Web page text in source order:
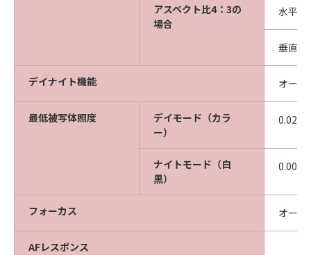
アスペクト比4：3の
場合
水平画
垂直画
デイナイト機能 オート
最低被写体照度
デイモード（カラ
ー）
ナイトモード（白
黒）
フォーカス オート
AFレスポンス